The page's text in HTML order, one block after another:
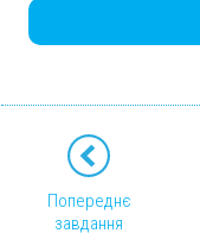
Попереднє
завдання